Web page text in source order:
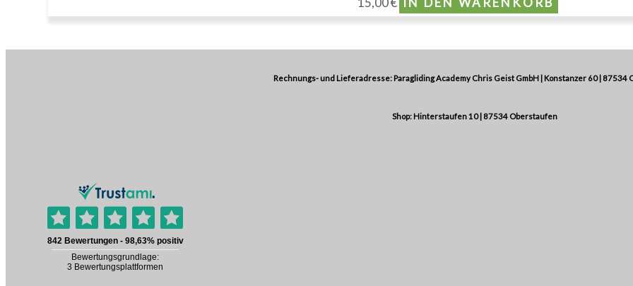
Rechnungs- und Lieferadresse: Paragliding Academy Chris Geist GmbH | Konstanzer 60 | 87534
Shop: Hinterstaufen 10 | 87534 Oberstaufen